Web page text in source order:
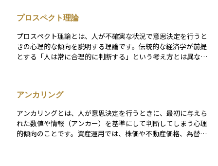
ます。損失回避を理解することは、感情に左右されない冷静な
判断を下し、長期的に合理的な投資行動を維持するために重要
です。
プロスペクト理論
プロスペクト理論とは、人が不確実な状況で意思決定を行うと
きの心理的な傾向を説明する理論です。伝統的な経済学が前提
とする「人は常に合理的に判断する」という考え方とは異な
大評価し、大きな確率を過小評価する傾向があります。例え
ば、宝くじを買ったり、保険に加入したりする行動は、この理
論で説明できます。資産運用では、投資家の行動を現実的に理
解し、リスク管理や商品の設計に応用されます。
アンカリング
アンカリングとは、人が意思決定を行うときに、最初に与えら
れた数値や情報（アンカー）を基準にして判断してしまう心理
的傾向のことです。資産運用では、株価や不動産価格、為替レ